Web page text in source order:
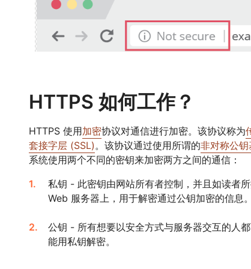
HTTPS 如何工作？
HTTPS 使用加密协议对通信进行加密。该协议称为
套接字层 (SSL) 。该协议通过使用所谓的非对称公
系统使用两个不同的密钥来加密两方之间的通信：
私钥 - 此密钥由网站所有者控制，并且如读者
Web 服务器上，用于解密通过公钥加密的信息。
公钥 - 所有想要以安全方式与服务器交互的人
能用私钥解密。